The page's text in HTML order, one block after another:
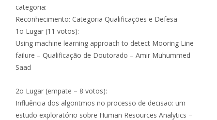
categoria:
Reconhecimento: Categoria Qualificações e Defesa
1o Lugar (11 votos):
Using machine learning approach to detect Mooring Line
failure – Qualificação de Doutorado – Amir Muhummed
Saad
2o Lugar (empate – 8 votos):
Influência dos algoritmos no processo de decisão: um
estudo exploratório sobre Human Resources Analytics –